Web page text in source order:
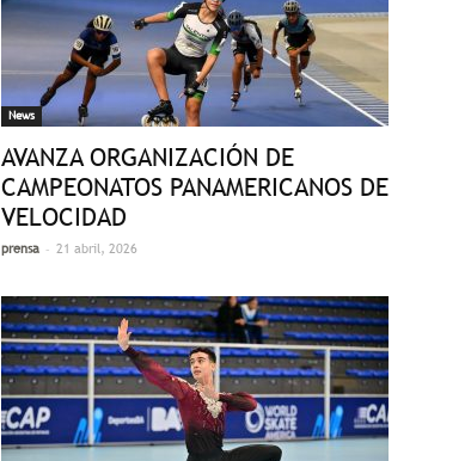
News
AVANZA ORGANIZACIÓN DE
CAMPEONATOS PANAMERICANOS DE
VELOCIDAD
prensa - 21 abril, 2026